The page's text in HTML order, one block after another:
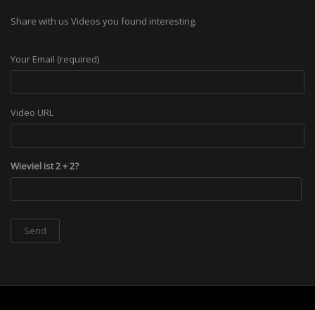
Share with us Videos you found interesting.
Your Email (required)
Video URL
Wieviel ist 2 + 2?